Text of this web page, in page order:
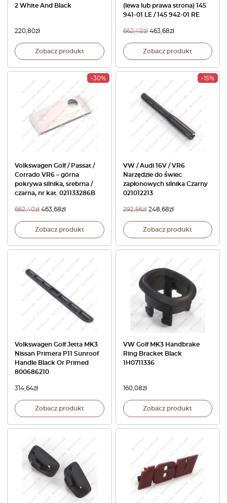
2 White And Black
220,80zł
Zobacz produkt
(lewa lub prawa strona) 145
941-01 LE / 145 942-01 RE
662,40zł 463,68zł
Zobacz produkt
-30%
Volkswagen Golf / Passat /
Corrado VR6 – górna
pokrywa silnika, srebrna /
czarna, nr kat. 021133286B
662,40zł 463,68zł
Zobacz produkt
-15%
VW / Audi 16V / VR6
Narzędzie do świec
zapłonowych silnika Czarny
021012213
292,56zł 248,68zł
Zobacz produkt
Volkswagen Golf Jetta MK3
Nissan Primera P11 Sunroof
Handle Black Or Primed
800686210
314,64zł
Zobacz produkt
VW Golf MK3 Handbrake
Ring Bracket Black
1H0711336
160,08zł
Zobacz produkt